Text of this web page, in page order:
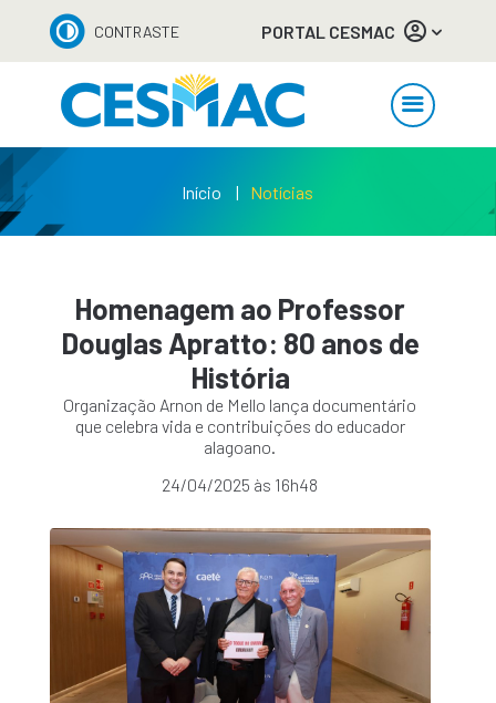
CONTRASTE PORTAL CESMAC
Início Notícias
Homenagem ao Professor
Douglas Apratto: 80 anos de
História
Organização Arnon de Mello lança documentário
que celebra vida e contribuições do educador
alagoano.
24/04/2025 às 16h48